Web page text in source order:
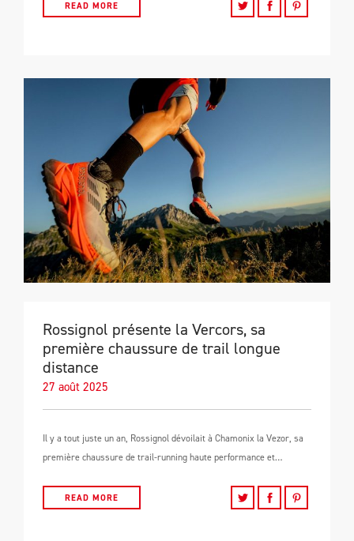
READ MORE
Rossignol présente la Vercors, sa
première chaussure de trail longue
distance
27 août 2025
Il y a tout juste un an, Rossignol dévoilait à Chamonix la Vezor, sa
première chaussure de trail-running haute performance et…
READ MORE